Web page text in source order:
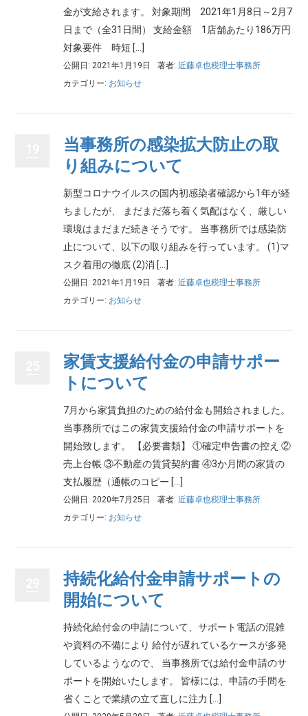
金が支給されます。 対象期間 2021年1月8日～2月7
日まで（全31日間） 支給金額 1店舗あたり186万円
対象要件 時短 […]
公開日: 2021年1月19日 著者:近藤卓也税理士事務所
カテゴリー: お知らせ
当事務所の感染拡大防止の取
り組みについて
新型コロナウイルスの国内初感染者確認から1年が経
ちましたが、 まだまだ落ち着く気配はなく、厳しい
環境はまだまだ続きそうです。 当事務所では感染防
止について、以下の取り組みを行っています。 (1)マ
スク着用の徹底 (2)消 […]
公開日: 2021年1月19日 著者:近藤卓也税理士事務所
カテゴリー: お知らせ
家賃支援給付金の申請サポー
トについて
7月から家賃負担のための給付金も開始されました。
当事務所ではこの家賃支援給付金の申請サポートを
開始致します。 【必要書類】 ①確定申告書の控え ②
売上台帳 ③不動産の賃貸契約書 ④3か月間の家賃の
支払履歴（通帳のコピー […]
公開日: 2020年7月25日 著者:近藤卓也税理士事務所
カテゴリー: お知らせ
持続化給付金申請サポートの
開始について
持続化給付金の申請について、サポート電話の混雑
や資料の不備により 給付が遅れているケースが多発
しているようなので、 当事務所では給付金申請のサ
ポートを開始いたします。 皆様には、申請の手間を
省くことで業績の立て直しに注力 […]